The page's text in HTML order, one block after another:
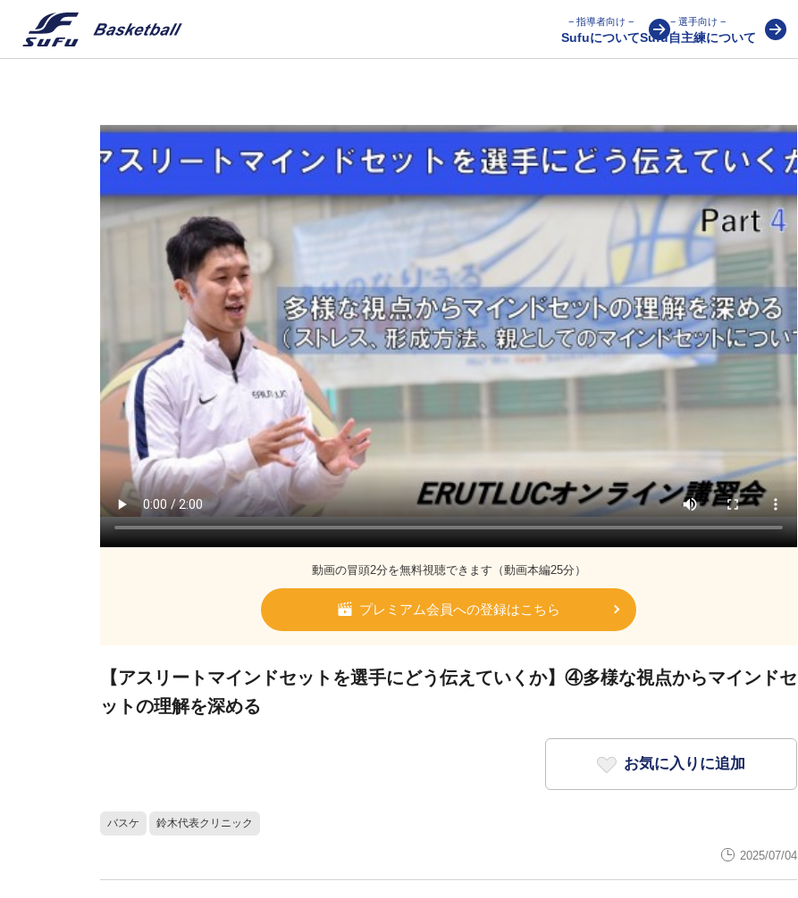
− 指導者向け −
Sufuについて
− 選手向け −
Sufu自主練について
動画の冒頭2分を無料視聴できます（動画本編25分）
プレミアム会員への登録はこちら
【アスリートマインドセットを選手にどう伝えていくか】④多様な視点からマインドセ
ットの理解を深める
お気に入りに追加
バスケ 鈴木代表クリニック
2025/07/04